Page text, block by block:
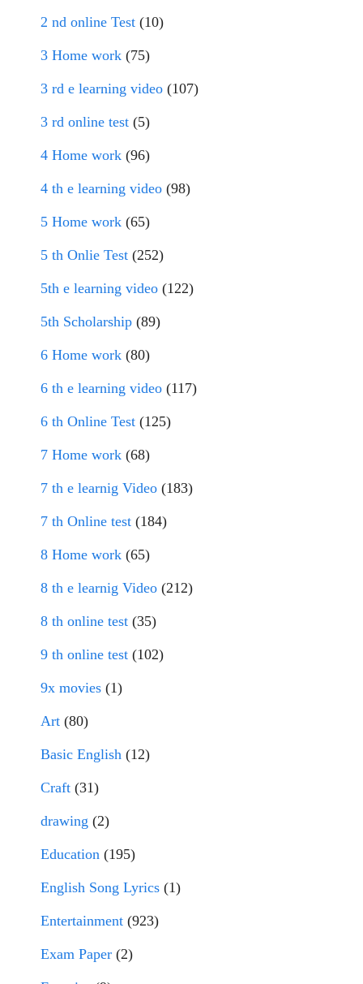
2 nd online Test (10)
3 Home work (75)
3 rd e learning video (107)
3 rd online test (5)
4 Home work (96)
4 th e learning video (98)
5 Home work (65)
5 th Onlie Test (252)
5th e learning video (122)
5th Scholarship (89)
6 Home work (80)
6 th e learning video (117)
6 th Online Test (125)
7 Home work (68)
7 th e learnig Video (183)
7 th Online test (184)
8 Home work (65)
8 th e learnig Video (212)
8 th online test (35)
9 th online test (102)
9x movies (1)
Art (80)
Basic English (12)
Craft (31)
drawing (2)
Education (195)
English Song Lyrics (1)
Entertainment (923)
Exam Paper (2)